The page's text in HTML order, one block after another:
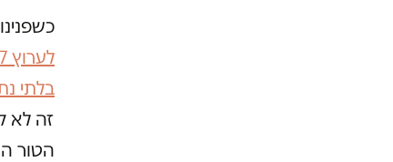
בלתי
זה לא
הטור